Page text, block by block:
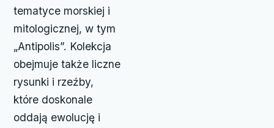
tematyce morskiej i
mitologicznej, w tym
„Antipolis”. Kolekcja
obejmuje także liczne
rysunki i rzeźby,
które doskonale
oddają ewolucję i